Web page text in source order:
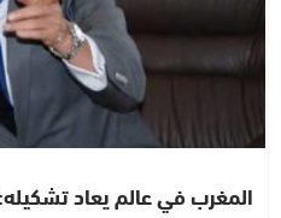
المغرب في عالم يعاد